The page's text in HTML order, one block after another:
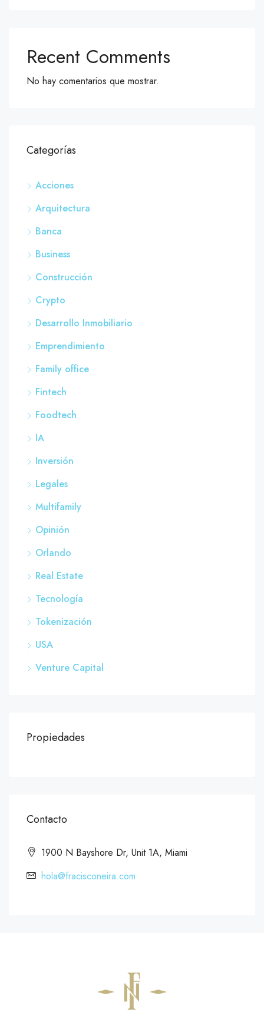
Recent Comments
No hay comentarios que mostrar.
Categorías
Acciones
Arquitectura
Banca
Business
Construcción
Crypto
Desarrollo Inmobiliario
Emprendimiento
Family office
Fintech
Foodtech
IA
Inversión
Legales
Multifamily
Opinión
Orlando
Real Estate
Tecnología
Tokenización
USA
Venture Capital
Propiedades
Contacto
1900 N Bayshore Dr, Unit 1A, Miami
hola@fracisconeira.com